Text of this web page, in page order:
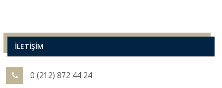
İLETİŞİM
0 (212) 872 44 24